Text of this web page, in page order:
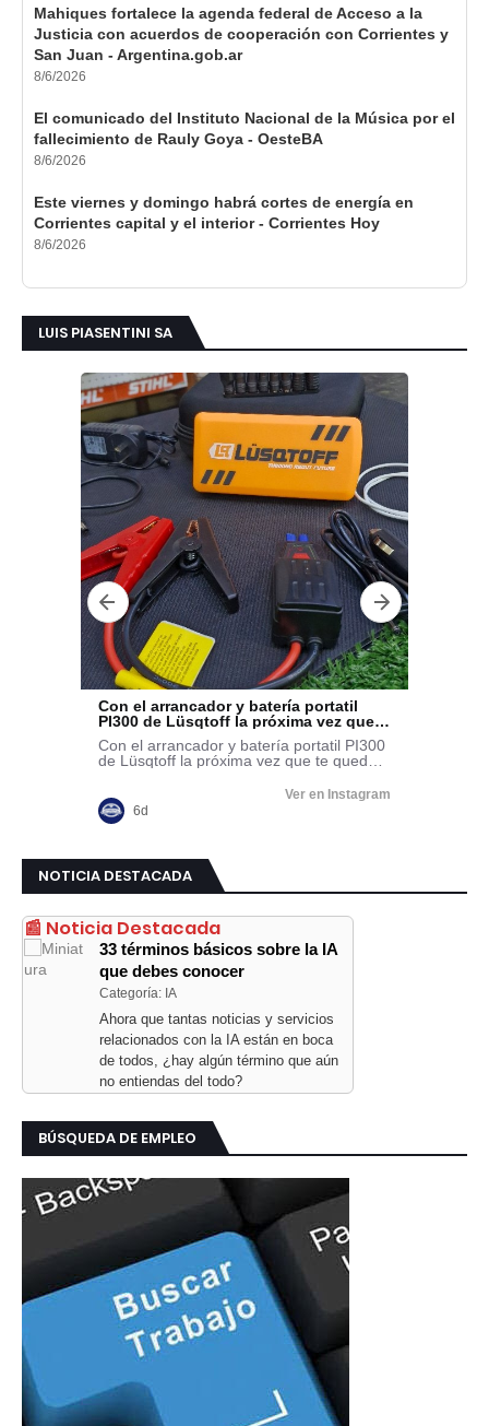
Mahiques fortalece la agenda federal de Acceso a la
Justicia con acuerdos de cooperación con Corrientes y
San Juan - Argentina.gob.ar
8/6/2026
El comunicado del Instituto Nacional de la Música por el
fallecimiento de Rauly Goya - OesteBA
8/6/2026
Este viernes y domingo habrá cortes de energía en
Corrientes capital y el interior - Corrientes Hoy
8/6/2026
LUIS PIASENTINI SA
NOTICIA DESTACADA
📰 Noticia Destacada
33 términos básicos sobre la IA
que debes conocer
Categoría: IA
Ahora que tantas noticias y servicios
relacionados con la IA están en boca
de todos, ¿hay algún término que aún
no entiendas del todo?
BÚSQUEDA DE EMPLEO